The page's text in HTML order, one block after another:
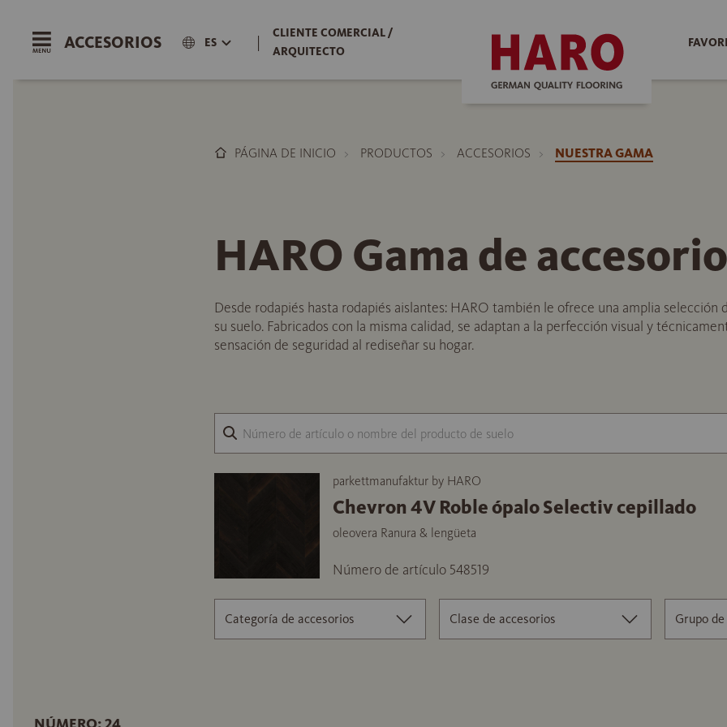
ACCESORIOS ES |
CLIENTE COMERCIAL /
ARQUITECTO
PÁGINA DE INICIO PRODUCTOS ACCESORIOS NUESTRA GAMA
HARO Gama de
Desde rodapiés hasta rodapiés aislantes: HARO también le ofrece una amplia selección
su suelo. Fabricados con la misma calidad, se adaptan a la perfección visual y
sensación de seguridad al rediseñar su hogar.
parkettmanufaktur by HARO
Chevron 4V Roble ópalo Selectiv cepillado
oleovera Ranura & lengüeta
Número de artículo 548519
Categoría de accesorios Clase de accesorios Grupo